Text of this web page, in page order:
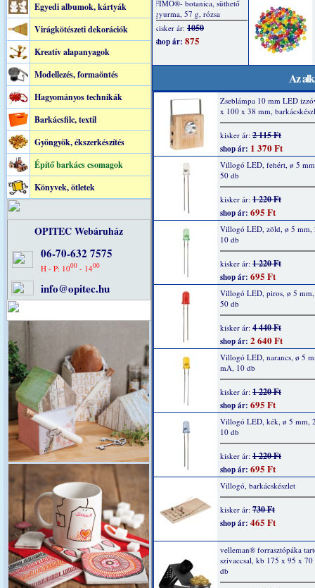
Egyedi albumok, kártyák
Virágkötészeti dekorációk
Kreatív alapanyagok
Modellezés, formaöntés
Hagyományos technikák
Barkácsfilc, textil
Gyöngyök, ékszerkészítés
Építő barkács csomagok
Könyvek, ötletek
OPITEC Webáruház
06-70-632 7575
H - P: 1000- 1400
info@opitec.hu
Az
Zseblámpa 10 mm LED
x 100 x 38 mm,
kisker ár: 2 115 Ft
shop ár: 1 370 Ft
Villogó LED, fehért, ø 5
50 db
kisker ár: 1 220 Ft
shop ár: 695 Ft
Villogó LED, zöld, ø 5 mm,
10 db
kisker ár: 1 220 Ft
shop ár: 695 Ft
Villogó LED, piros, ø 5
50 db
kisker ár: 4 440 Ft
shop ár: 2 640 Ft
Villogó LED, narancs, ø 5
mA, 10 db
kisker ár: 1 220 Ft
shop ár: 695 Ft
Villogó LED, kék, ø 5 mm,
10 db
kisker ár: 1 220 Ft
shop ár: 695 Ft
Villogó, barkácskészlet
kisker ár: 730 Ft
shop ár: 465 Ft
velleman® forrasztópáka
szivaccsal, kb 175 x 95 x
db